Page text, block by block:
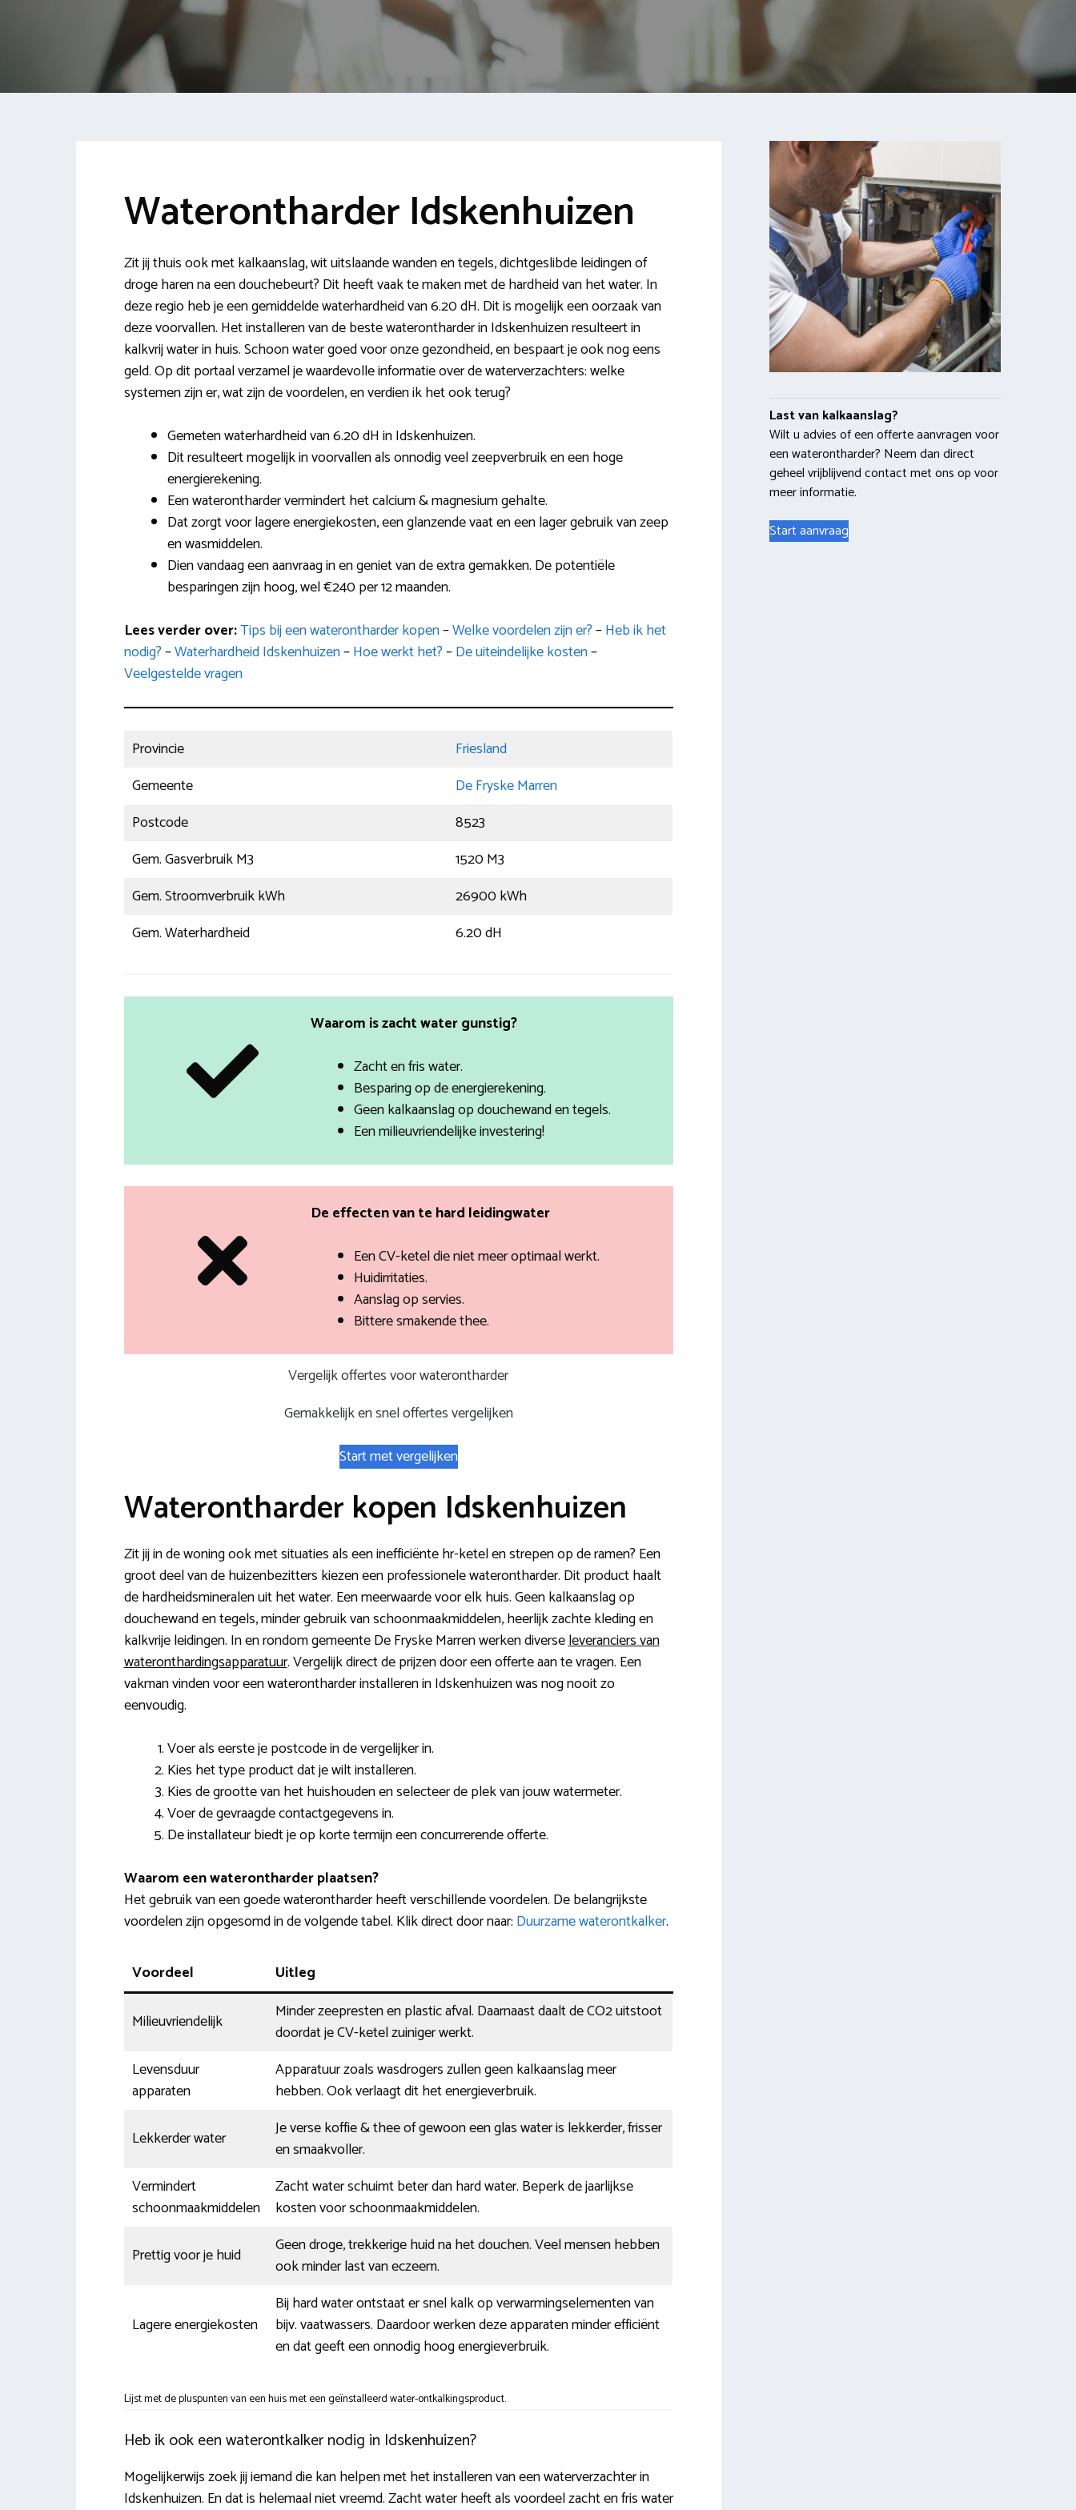
Waterontharder Idskenhuizen
Zit jij thuis ook met kalkaanslag, wit uitslaande wanden en tegels, dichtgeslibde leidingen of
droge haren na een douchebeurt? Dit heeft vaak te maken met de hardheid van het water. In
deze regio heb je een gemiddelde waterhardheid van 6.20 dH. Dit is mogelijk een oorzaak van
deze voorvallen. Het installeren van de beste waterontharder in Idskenhuizen resulteert in
kalkvrij water in huis. Schoon water goed voor onze gezondheid, en bespaart je ook nog eens
geld. Op dit portaal verzamel je waardevolle informatie over de waterverzachters: welke
systemen zijn er, wat zijn de voordelen, en verdien ik het ook terug?
Gemeten waterhardheid van 6.20 dH in Idskenhuizen.
Dit resulteert mogelijk in voorvallen als onnodig veel zeepverbruik en een hoge
energierekening.
Een waterontharder vermindert het calcium & magnesium gehalte.
Dat zorgt voor lagere energiekosten, een glanzende vaat en een lager gebruik van zeep
en wasmiddelen.
Dien vandaag een aanvraag in en geniet van de extra gemakken. De potentiële
besparingen zijn hoog, wel €240 per 12 maanden.
Lees verder over:Tips bij een waterontharder kopen–Welke voordelen zijn er?–Heb ik het
nodig?–Waterhardheid Idskenhuizen–Hoe werkt het?–De uiteindelijke kosten–
Veelgestelde vragen
Provincie
Friesland
Gemeente
De Fryske Marren
Postcode
8523
Gem. Gasverbruik M3
1520 M3
Gem. Stroomverbruik kWh
26900 kWh
Gem. Waterhardheid
6.20 dH
Waarom is zacht water gunstig?
Zacht en fris water.
Besparing op de energierekening.
Geen kalkaanslag op douchewand en tegels.
Een milieuvriendelijke investering!
De effecten van te hard leidingwater
Een CV-ketel die niet meer optimaal werkt.
Huidirritaties.
Aanslag op servies.
Bittere smakende thee.
Vergelijk offertes voor waterontharder
Gemakkelijk en snel offertes vergelijken
Start met vergelijken
Waterontharder kopen Idskenhuizen
Zit jij in de woning ook met situaties als een inefficiënte hr-ketel en strepen op de ramen? Een
groot deel van de huizenbezitters kiezen een professionele waterontharder. Dit product haalt
de hardheidsmineralen uit het water. Een meerwaarde voor elk huis. Geen kalkaanslag op
douchewand en tegels, minder gebruik van schoonmaakmiddelen, heerlijk zachte kleding en
kalkvrije leidingen. In en rondom gemeente De Fryske Marren werken diverseleveranciers van
wateronthardingsapparatuur. Vergelijk direct de prijzen door een offerte aan te vragen. Een
vakman vinden voor een waterontharder installeren in Idskenhuizen was nog nooit zo
eenvoudig.
Voer als eerste je postcode in de vergelijker in.
Kies het type product dat je wilt installeren.
Kies de grootte van het huishouden en selecteer de plek van jouw watermeter.
Voer de gevraagde contactgegevens in.
De installateur biedt je op korte termijn een concurrerende offerte.
Waarom een waterontharder plaatsen?
Het gebruik van een goede waterontharder heeft verschillende voordelen. De belangrijkste
voordelen zijn opgesomd in de volgende tabel. Klik direct door naar: Duurzame waterontkalker.
Voordeel Uitleg
Milieuvriendelijk
Minder zeepresten en plastic afval. Daarnaast daalt de CO2 uitstoot
doordat je CV-ketel zuiniger werkt.
Levensduur
apparaten
Apparatuur zoals wasdrogers zullen geen kalkaanslag meer
hebben. Ook verlaagt dit het energieverbruik.
Lekkerder water
Je verse koffie & thee of gewoon een glas water is lekkerder, frisser
en smaakvoller.
Vermindert
schoonmaakmiddelen
Zacht water schuimt beter dan hard water. Beperk de jaarlijkse
kosten voor schoonmaakmiddelen.
Prettig voor je huid
Geen droge, trekkerige huid na het douchen. Veel mensen hebben
ook minder last van eczeem.
Lagere energiekosten
Bij hard water ontstaat er snel kalk op verwarmingselementen van
bijv. vaatwassers. Daardoor werken deze apparaten minder efficiënt
en dat geeft een onnodig hoog energieverbruik.
Lijst met de pluspunten van een huis met een geïnstalleerd water-ontkalkingsproduct.
Heb ik ook een waterontkalker nodig in Idskenhuizen?
Mogelijkerwijs zoek jij iemand die kan helpen met het installeren van een waterverzachter in
Idskenhuizen. En dat is helemaal niet vreemd. Zacht water heeft als voordeel zacht en fris water
Last van kalkaanslag?
Wilt u advies of een offerte aanvragen voor
een waterontharder? Neem dan direct
geheel vrijblijvend contact met ons op voor
meer informatie.
Start aanvraag